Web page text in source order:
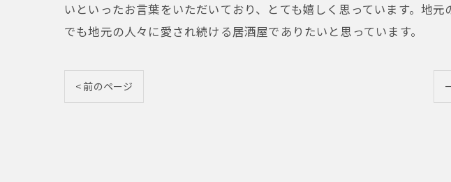
いといったお言葉をいただいており、とても嬉しく思っています。地
でも地元の人々に愛され続ける居酒屋でありたいと思っています。
< 前のページ